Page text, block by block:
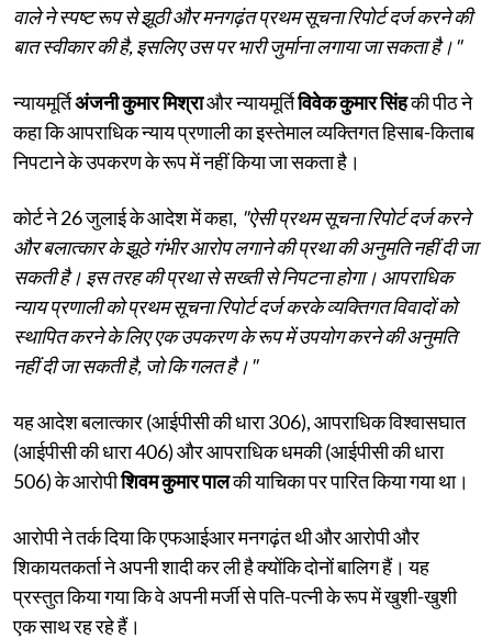
वाले ने स्पष्ट रूप से झूठी और मनगढ़ंत प्रथम सूचना रिपोर्ट दर्ज करने की
बात स्वीकार की है, इसलिए उस पर भारी जुर्माना लगाया जा सकता है।"
न्यायमूर्तिअंजनी कुमार मिश्राऔर न्यायमूर्तिविवेक कुमार सिंहकी पीठ ने
कहा कि आपराधिक न्याय प्रणाली का इस्तेमाल व्यक्तिगत हिसाब-किताब
निपटाने के उपकरण के रूप में नहीं किया जा सकता है।
कोर्ट ने 26 जुलाई के आदेश में कहा, "ऐसी प्रथम सूचना रिपोर्ट दर्ज करने
और बलात्कार के झूठे गंभीर आरोप लगाने की प्रथा की अनुमति नहीं दी जा
सकती है। इस तरह की प्रथा से सख्ती से निपटना होगा। आपराधिक
न्याय प्रणाली को प्रथम सूचना रिपोर्ट दर्ज करके व्यक्तिगत विवादों को
स्थापित करने के लिए एक उपकरण के रूप में उपयोग करने की अनुमति
नहीं दी जा सकती है, जो कि गलत है।"
यह आदेश बलात्कार (आईपीसी की धारा 306), आपराधिक विश्वासघात
(आईपीसी की धारा 406) और आपराधिक धमकी (आईपीसी की धारा
506) के आरोपीशिवम कुमार पालकी याचिका पर पारित किया गया था।
आरोपी ने तर्क दिया कि एफआईआर मनगढ़ंत थी और आरोपी और
शिकायतकर्ता ने अपनी शादी कर ली है क्योंकि दोनों बालिग हैं। यह
प्रस्तुत किया गया कि वे अपनी मर्जी से पति-पत्नी के रूप में खुशी-खुशी
एक साथ रह रहे हैं।